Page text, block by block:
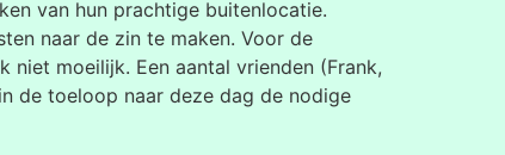
van hun prachtige buitenlocatie.
naar de zin te maken. Voor de
moeilijk. Een aantal vrienden (Frank,
de toeloop naar deze dag de nodige